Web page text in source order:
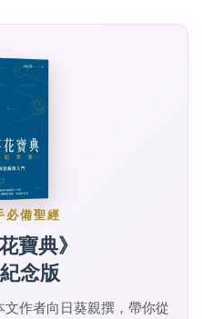
備聖經
寶典》
念版
作者向日葵親撰，帶你從